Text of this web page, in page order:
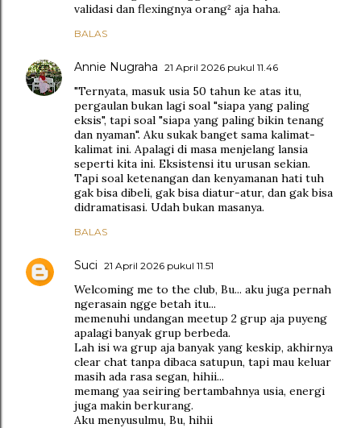
validasi dan flexingnya orang² aja haha.
BALAS
Annie Nugraha 21 April 2026 pukul 11.46
"Ternyata, masuk usia 50 tahun ke atas itu,
pergaulan bukan lagi soal "siapa yang paling
eksis", tapi soal "siapa yang paling bikin tenang
dan nyaman". Aku sukak banget sama kalimat-
kalimat ini. Apalagi di masa menjelang lansia
seperti kita ini. Eksistensi itu urusan sekian.
Tapi soal ketenangan dan kenyamanan hati tuh
gak bisa dibeli, gak bisa diatur-atur, dan gak bisa
didramatisasi. Udah bukan masanya.
BALAS
Suci 21 April 2026 pukul 11.51
Welcoming me to the club, Bu... aku juga pernah
ngerasain ngge betah itu...
memenuhi undangan meetup 2 grup aja puyeng
apalagi banyak grup berbeda.
Lah isi wa grup aja banyak yang keskip, akhirnya
clear chat tanpa dibaca satupun, tapi mau keluar
masih ada rasa segan, hihii...
memang yaa seiring bertambahnya usia, energi
juga makin berkurang.
Aku menyusulmu, Bu, hihii